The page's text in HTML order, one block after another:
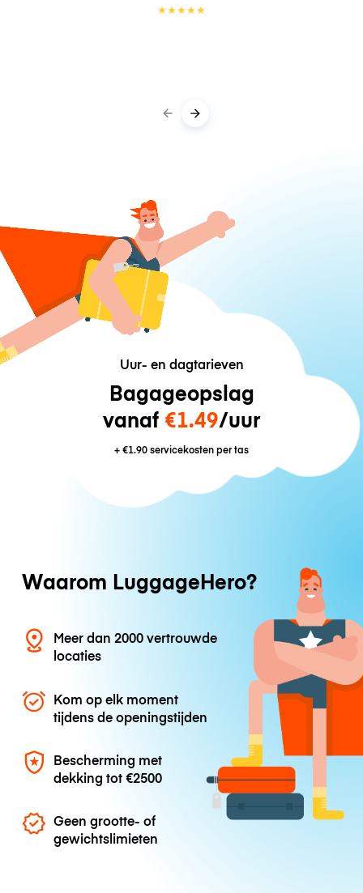
★★★★★
Uur- en dagtarieven
Bagageopslag
vanaf €1.49/uur
+€1.90servicekosten per tas
Waarom LuggageHero?
Meer dan 2000 vertrouwde
locaties
Kom op elk moment
tijdens de openingstijden
Bescherming met
dekking tot€2500
Geen grootte- of
gewichtslimieten